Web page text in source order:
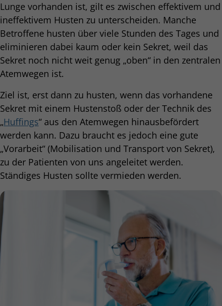
Lunge vorhanden ist, gilt es zwischen effektivem und
ineffektivem Husten zu unterscheiden. Manche
Betroffene husten über viele Stunden des Tages und
eliminieren dabei kaum oder kein Sekret, weil das
Sekret noch nicht weit genug „oben“ in den zentralen
Atemwegen ist.
Ziel ist, erst dann zu husten, wenn das vorhandene
Sekret mit einem Hustenstoß oder der Technik des
„Huffings“ aus den Atemwegen hinausbefördert
werden kann. Dazu braucht es jedoch eine gute
„Vorarbeit“ (Mobilisation und Transport von Sekret),
zu der Patienten von uns angeleitet werden.
Ständiges Husten sollte vermieden werden.